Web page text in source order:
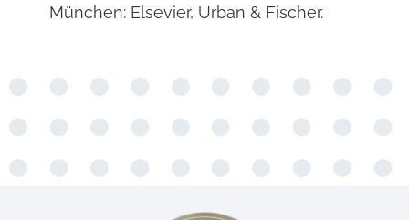
München: Elsevier, Urban & Fischer.